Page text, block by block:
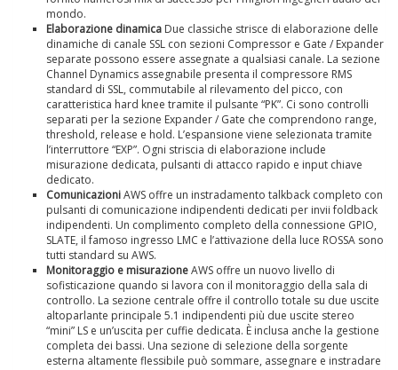
mondo.
Elaborazione dinamica Due classiche strisce di elaborazione delle
dinamiche di canale SSL con sezioni Compressor e Gate / Expander
separate possono essere assegnate a qualsiasi canale. La sezione
Channel Dynamics assegnabile presenta il compressore RMS
standard di SSL, commutabile al rilevamento del picco, con
caratteristica hard knee tramite il pulsante “PK”. Ci sono controlli
separati per la sezione Expander / Gate che comprendono range,
threshold, release e hold. L’espansione viene selezionata tramite
l’interruttore “EXP”. Ogni striscia di elaborazione include
misurazione dedicata, pulsanti di attacco rapido e input chiave
dedicato.
ComunicazioniAWS offre un instradamento talkback completo con
pulsanti di comunicazione indipendenti dedicati per invii foldback
indipendenti. Un complimento completo della connessione GPIO,
SLATE, il famoso ingresso LMC e l’attivazione della luce ROSSA sono
tutti standard su AWS.
Monitoraggio e misurazioneAWS offre un nuovo livello di
sofisticazione quando si lavora con il monitoraggio della sala di
controllo. La sezione centrale offre il controllo totale su due uscite
altoparlante principale 5.1 indipendenti più due uscite stereo
“mini” LS e un’uscita per cuffie dedicata. È inclusa anche la gestione
completa dei bassi. Una sezione di selezione della sorgente
esterna altamente flessibile può sommare, assegnare e instradare